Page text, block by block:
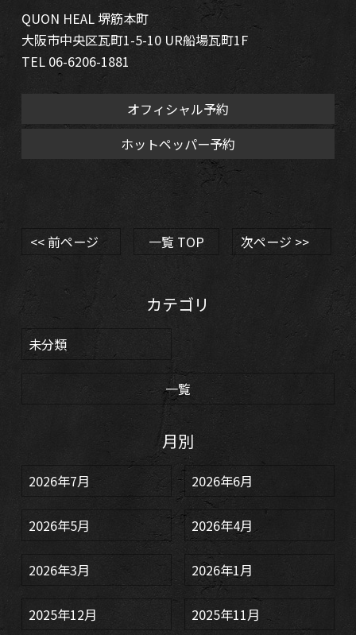
QUON HEAL 堺筋本町
大阪市中央区瓦町1-5-10 UR船場瓦町1F
TEL 06-6206-1881
オフィシャル予約
ホットペッパー予約
<< 前ページ 一覧 TOP 次ページ >>
カテゴリ
未分類
一覧
月別
2026年7月 2026年6月
2026年5月 2026年4月
2026年3月 2026年1月
2025年12月 2025年11月